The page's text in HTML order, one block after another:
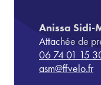
Anissa Sidi-
Attachée de
06 74 01 15
asm@ffvelo.fr